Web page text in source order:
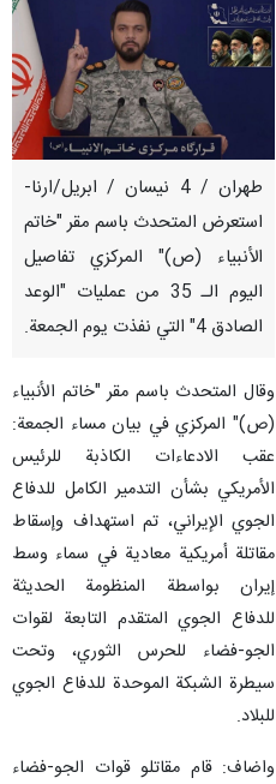
طهران / 4 نيسان / ابريل/ارنا-
استعرض المتحدث باسم مقر "خاتم
الأنبياء (ص)" المركزي تفاصيل
اليوم الـ 35 من عمليات "الوعد
الصادق 4" التي نفذت يوم الجمعة.
وقال المتحدث باسم مقر "خاتم الأنبياء
(ص)" المركزي في بيان مساء الجمعة:
عقب الادعاءات الكاذبة للرئيس
الأمريكي بشأن التدمير الكامل للدفاع
الجوي الإيراني، تم استهداف وإسقاط
مقاتلة أمريكية معادية في سماء وسط
إيران بواسطة المنظومة الحديثة
للدفاع الجوي المتقدم التابعة لقوات
الجو-فضاء للحرس الثوري، وتحت
سيطرة الشبكة الموحدة للدفاع الجوي
للبلاد.
واضاف: قام مقاتلو قوات الجو-فضاء